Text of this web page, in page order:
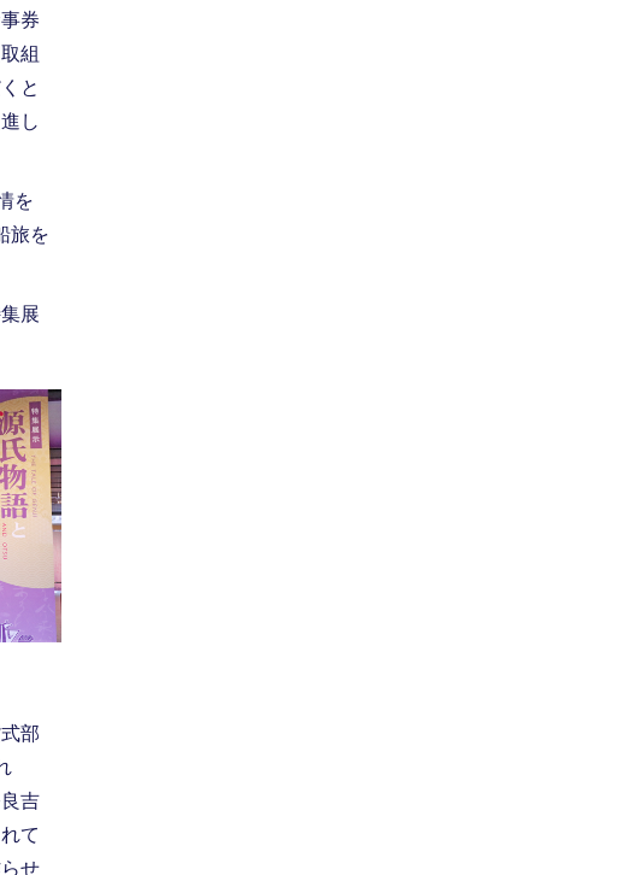
券
組
と
し
を
旅を
展
部
吉
て
せ